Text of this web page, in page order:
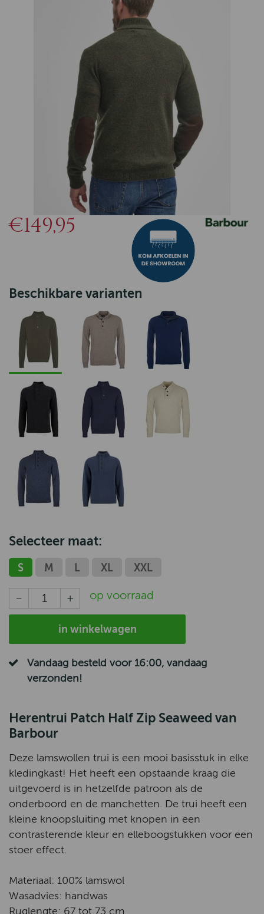
€149,95
Beschikbare varianten
Selecteer maat:
S M L XL XXL
op voorraad
in winkelwagen
Vandaag besteld voor 16:00, vandaag
verzonden!
Herentrui Patch Half Zip Seaweed van
Barbour
Deze lamswollen trui is een mooi basisstuk in elke
kledingkast! Het heeft een opstaande kraag die
uitgevoerd is in hetzelfde patroon als de
onderboord en de manchetten. De trui heeft een
kleine knoopsluiting met knopen in een
contrasterende kleur en elleboogstukken voor een
stoer effect.
Materiaal: 100% lamswol
Wasadvies: handwas
Ruglengte: 67 tot 73 cm